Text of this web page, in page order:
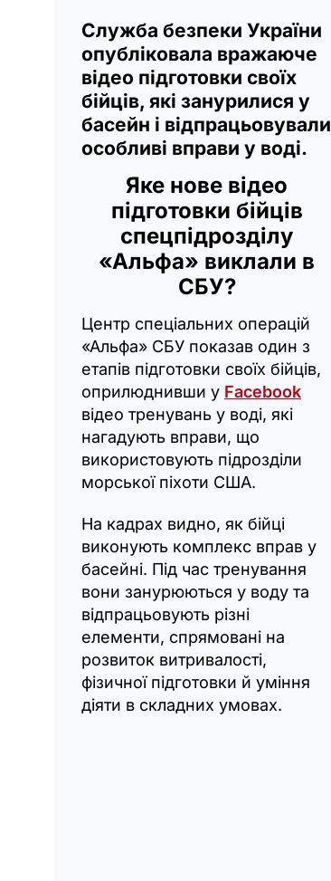
Служба безпеки України
опубліковала вражаюче
відео підготовки своїх
бійців, які занурилися у
басейн і відпрацьовували
особливі вправи у воді.
Яке нове відео
підготовки бійців
спецпідрозділу
«Альфа» виклали в
СБУ?
Центр спеціальних операцій
«Альфа» СБУ показав один з
етапів підготовки своїх бійців,
оприлюднивши у Facebook
відео тренувань у воді, які
нагадують вправи, що
використовують підрозділи
морської піхоти США.
На кадрах видно, як бійці
виконують комплекс вправ у
басейні. Під час тренування
вони занурюються у воду та
відпрацьовують різні
елементи, спрямовані на
розвиток витривалості,
фізичної підготовки й уміння
діяти в складних умовах.